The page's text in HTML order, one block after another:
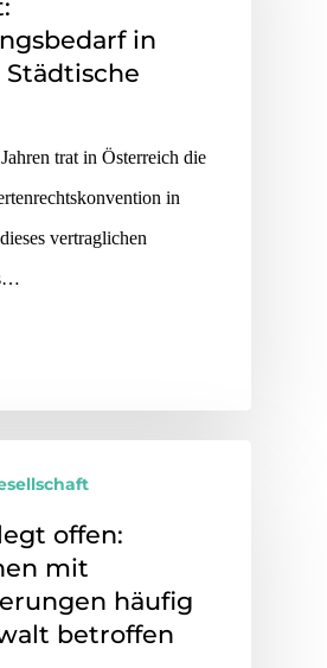
in
Städtische
trat in Österreich die
in
vertraglichen
offen:
mit
häufig
betroffen